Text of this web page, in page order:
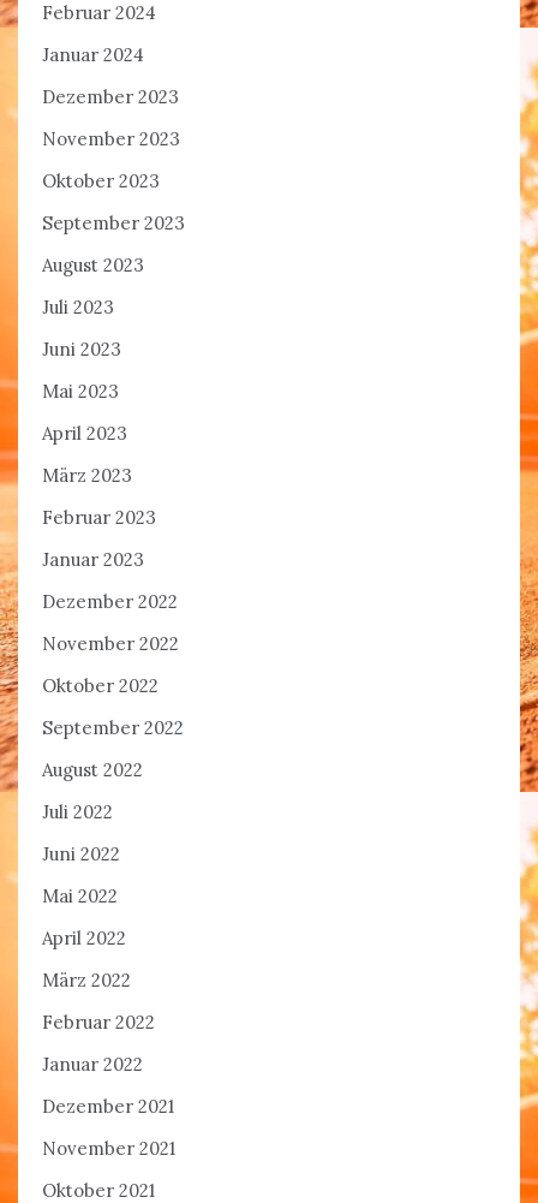
Februar 2024
Januar 2024
Dezember 2023
November 2023
Oktober 2023
September 2023
August 2023
Juli 2023
Juni 2023
Mai 2023
April 2023
März 2023
Februar 2023
Januar 2023
Dezember 2022
November 2022
Oktober 2022
September 2022
August 2022
Juli 2022
Juni 2022
Mai 2022
April 2022
März 2022
Februar 2022
Januar 2022
Dezember 2021
November 2021
Oktober 2021